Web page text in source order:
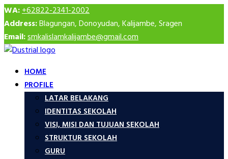
WA:+62822-2341-2002
Address:Blagungan, Donoyudan, Kalijambe, Sragen
Email:smkalislamkalijambe@gmail.com
HOME
PROFILE
LATAR BELAKANG
IDENTITAS SEKOLAH
VISI, MISI DAN TUJUAN SEKOLAH
STRUKTUR SEKOLAH
GURU